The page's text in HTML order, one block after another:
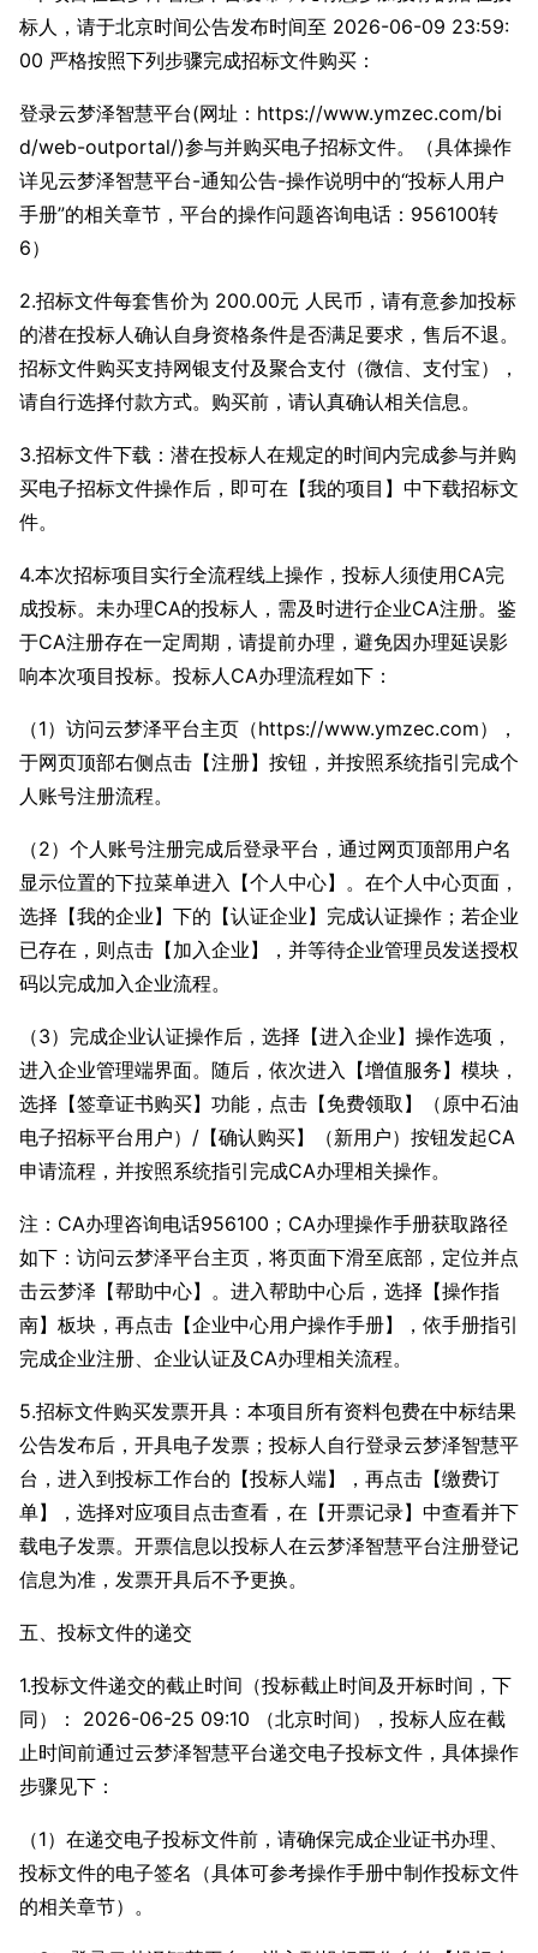
标人，请于北京时间公告发布时间至 2026-06-09 23:59:
00 严格按照下列步骤完成招标文件购买：
登录云梦泽智慧平台(网址：https://www.ymzec.com/bi
d/web-outportal/)参与并购买电子招标文件。（具体操作
详见云梦泽智慧平台-通知公告-操作说明中的“投标人用户
手册”的相关章节，平台的操作问题咨询电话：956100转
6）
2.招标文件每套售价为 200.00元 人民币，请有意参加投标
的潜在投标人确认自身资格条件是否满足要求，售后不退。
招标文件购买支持网银支付及聚合支付（微信、支付宝），
请自行选择付款方式。购买前，请认真确认相关信息。
3.招标文件下载：潜在投标人在规定的时间内完成参与并购
买电子招标文件操作后，即可在【我的项目】中下载招标文
件。
4.本次招标项目实行全流程线上操作，投标人须使用CA完
成投标。未办理CA的投标人，需及时进行企业CA注册。鉴
于CA注册存在一定周期，请提前办理，避免因办理延误影
响本次项目投标。投标人CA办理流程如下：
（1）访问云梦泽平台主页（https://www.ymzec.com），
于网页顶部右侧点击【注册】按钮，并按照系统指引完成个
人账号注册流程。
（2）个人账号注册完成后登录平台，通过网页顶部用户名
显示位置的下拉菜单进入【个人中心】。在个人中心页面，
选择 【我的企业】下的【认证企业】完成认证操作；若企业
已存在，则点击【加入企业】，并等待企业管理员发送授权
码以完成加入企业流程。
（3）完成企业认证操作后，选择【进入企业】操作选项，
进入企业管理端界面。随后，依次进入【增值服务】模块，
选择【签章证书购买】功能，点击【免费领取】（原中石油
电子招标平台用户）/【确认购买】（新用户）按钮发起CA
申请流程，并按照系统指引完成CA办理相关操作。
注：CA办理咨询电话956100；CA办理操作手册获取路径
如下：访问云梦泽平台主页，将页面下滑至底部，定位并点
击云梦泽【帮助中心】。进入帮助中心后，选择【操作指
南】板块，再点击【企业中心用户操作手册】，依手册指引
完成企业注册、企业认证及CA办理相关流程。
5.招标文件购买发票开具：本项目所有资料包费在中标结果
公告发布后，开具电子发票；投标人自行登录云梦泽智慧平
台，进入到投标工作台的【投标人端】，再点击【缴费订
单】，选择对应项目点击查看，在【开票记录】中查看并下
载电子发票。开票信息以投标人在云梦泽智慧平台注册登记
信息为准，发票开具后不予更换。
五、投标文件的递交
1.投标文件递交的截止时间（投标截止时间及开标时间，下
同）： 2026-06-25 09:10 （北京时间），投标人应在截
止时间前通过云梦泽智慧平台递交电子投标文件，具体操作
步骤见下：
（1）在递交电子投标文件前，请确保完成企业证书办理、
投标文件的电子签名（具体可参考操作手册中制作投标文件
的相关章节）。